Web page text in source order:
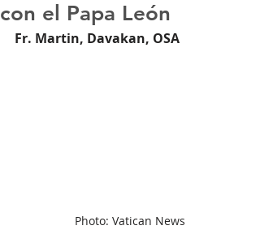
con el Papa León
Fr. Martin, Davakan, OSA
Photo: Vatican News